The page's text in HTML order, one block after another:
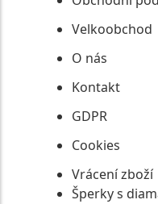
Velkoobchod
O nás
Kontakt
GDPR
Cookies
Vrácení zboží
Šperky s